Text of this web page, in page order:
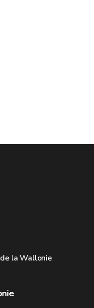
la Wallonie